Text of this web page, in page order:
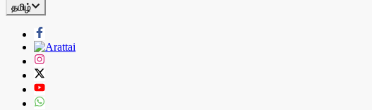
தமிழ்